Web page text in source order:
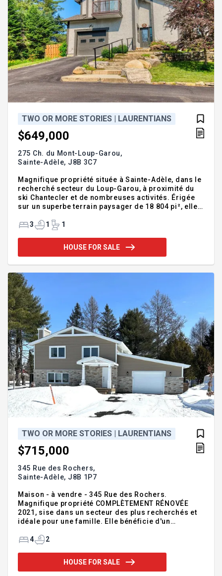
TWO OR MORE STORIES | LAURENTIANS
$649,000
275 Ch. du Mont-Loup-Garou,
Sainte-Adèle, J8B 3C7
Magnifique propriété située à Sainte-Adèle, dans le
recherché secteur du Loup-Garou, à proximité du
ski Chantecler et de nombreuses activités. Érigée
sur un superbe terrain paysager de 18 804 pi², elle
propriétaire depuis 1986. Elle offre 3 chambres à
bain attenante, un hall d'entrée spacieux, une
cuisine et salle à manger à aire ouverte, un salon
rangement et grande salle familiale, véranda 3
saisons avec f
3 1 1
HOUSE FOR SALE
TWO OR MORE STORIES | LAURENTIANS
$715,000
345 Rue des Rochers,
Sainte-Adèle, J8B 1P7
Maison - à vendre - 345 Rue des Rochers.
Magnifique propriété COMPLÈTEMENT RÉNOVÉE
2021, sise dans un secteur des plus recherchés et
idéale pour une famille. Elle bénéficie d'un
golf de la Vallée, à quelques minutes à vélo de la
secondaire, centre sportif, parc etc. Cette demeure
clé en main saura vous séduire par la qualité de
4 2
HOUSE FOR SALE